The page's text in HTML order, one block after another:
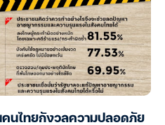
นไทยกังวลความปลอดภัย